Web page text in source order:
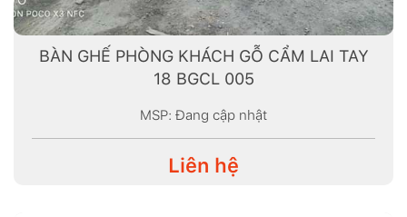
BÀN GHẾ PHÒNG KHÁCH GỖ CẨM LAI TAY
18 BGCL 005
MSP: Đang cập nhật
Liên hệ